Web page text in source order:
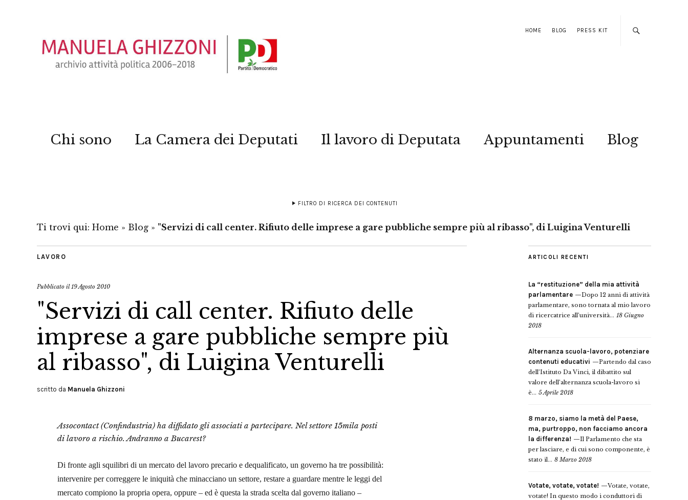
HOME BLOG PRESS KIT
Chi sono La Camera dei Deputati Il lavoro di Deputata Appuntamenti Blog
FILTRO DI RICERCA DEI CONTENUTI
Ti trovi qui: Home » Blog » "Servizi di call center. Rifiuto delle imprese a gare pubbliche sempre più al ribasso", di Luigina Venturelli
LAVORO
Pubblicato il19 Agosto 2010
"Servizi di call center. Rifiuto delle
imprese a gare pubbliche sempre più
al ribasso", di Luigina Venturelli
scritto da Manuela Ghizzoni
Assocontact (Confindustria) ha diffidato gli associati a partecipare. Nel settore 15mila posti
di lavoro a rischio. Andranno a Bucarest?
Di fronte agli squilibri di un mercato del lavoro precario e dequalificato, un governo ha tre possibilità:
intervenire per correggere le iniquità che minacciano un settore, restare a guardare mentre le leggi del
mercato compiono la propria opera, oppure – ed è questa la strada scelta dal governo italiano –
ARTICOLI RECENTI
La “restituzione” della mia attività
parlamentare
Dopo 12 anni di attività
parlamentare, sono tornata al mio lavoro
di ricercatrice all’università... 18 Giugno
2018
Alternanza scuola-lavoro, potenziare
contenuti educativi
Partendo dal caso
dell’Istituto Da Vinci, il dibattito sul
valore dell’alternanza scuola-lavoro si
è... 5 Aprile 2018
8 marzo, siamo la metà del Paese,
ma, purtroppo, non facciamo ancora
la differenza!
Il Parlamento che sta
per lasciare, e di cui sono componente, è
stato il... 8 Marzo 2018
Votate, votate, votate!
Votate, votate,
votate! In questo modo i conduttori di